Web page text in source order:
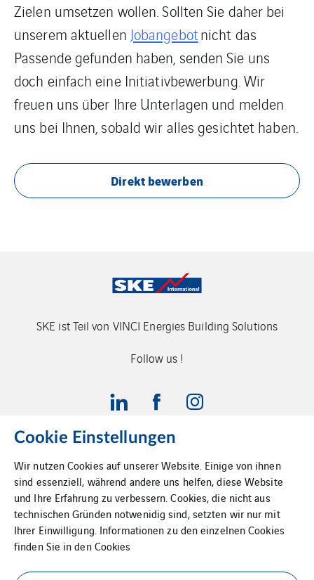
Zielen umsetzen wollen. Sollten Sie daher bei
unserem aktuellen Jobangebotnicht das
Passende gefunden haben, senden Sie uns
doch einfach eine Initiativbewerbung. Wir
freuen uns über Ihre Unterlagen und melden
uns bei Ihnen, sobald wir alles gesichtet haben.
Direkt bewerben
SKE ist Teil von VINCI Energies Building Solutions
Follow us !
VINCI Energies
Datenschutz Cookies
Cookie Einstellungen
Wir nutzen Cookies auf unserer Website. Einige von ihnen
sind essenziell, während andere uns helfen, diese Website
und Ihre Erfahrung zu verbessern. Cookies, die nicht aus
technischen Gründen notwenidig sind, setzten wir nur mit
Ihrer Einwilligung. Informationen zu den einzelnen Cookies
finden Sie in denCookies